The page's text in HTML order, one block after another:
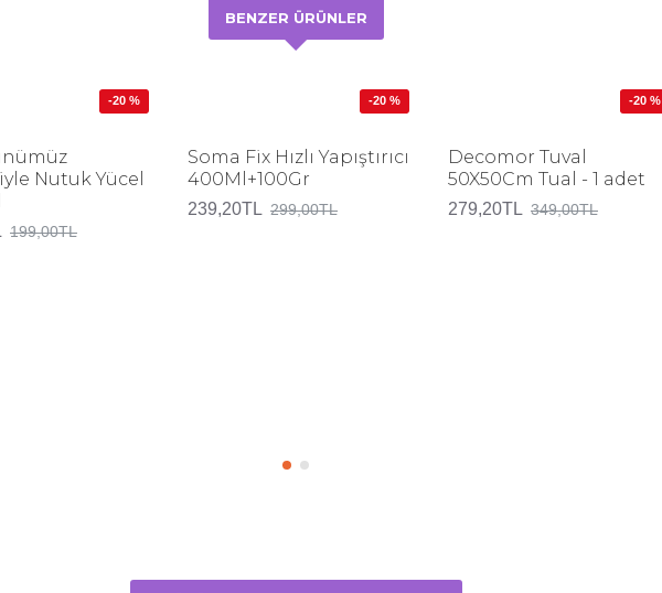
BENZER ÜRÜNLER
-20 %
Nutuk Yücel
199,00TL
-20 %
Soma Fix Hızlı Yapıştırıcı
400Ml+100Gr
239,20TL 299,00TL
-20 %
Decomor Tuval
50X50Cm Tual - 1 adet
279,20TL 349,00TL